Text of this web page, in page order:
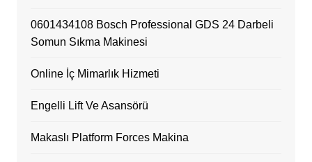
0601434108 Bosch Professional GDS 24 Darbeli
Somun Sıkma Makinesi
Online İç Mimarlık Hizmeti
Engelli Lift Ve Asansörü
Makaslı Platform Forces Makina